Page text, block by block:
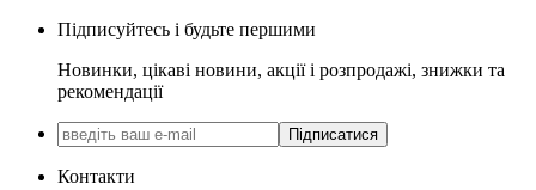
Підписуйтесь і будьте першими
Новинки, цікаві новини, акції і розпродажі, знижки та
рекомендації
Підписатися
Контакти